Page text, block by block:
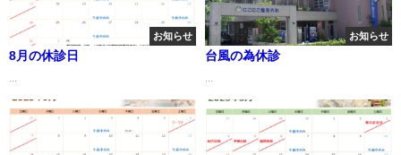
お知らせ
8月の休診日
お知らせ
台風の為休診